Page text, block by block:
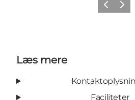
ForrigeNæste
Læs mere
Faciliteter